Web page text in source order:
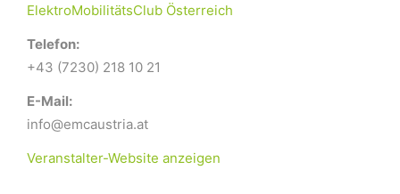
ElektroMobilitätsClub Österreich
Telefon:
+43 (7230) 218 10 21
E-Mail:
info@emcaustria.at
Veranstalter-Website anzeigen